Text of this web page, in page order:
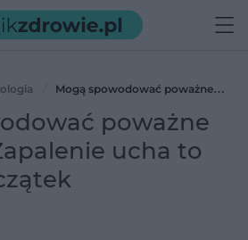
Mogą spowodować poważne
dopiero początekpoważne
ucha to